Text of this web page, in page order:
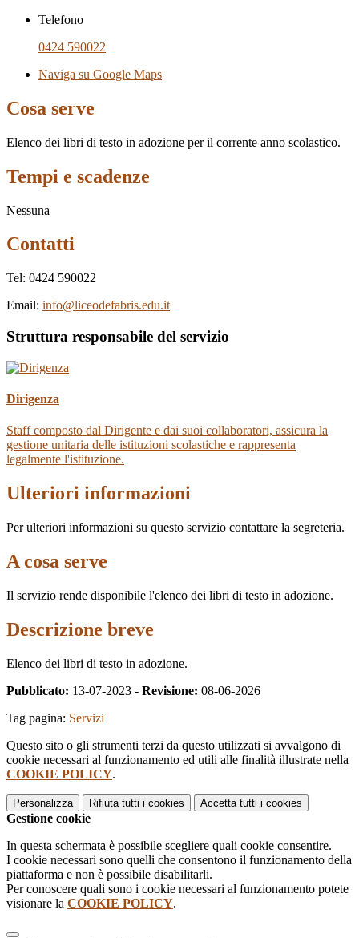
Telefono
0424 590022
Naviga su Google Maps
Cosa serve
Elenco dei libri di testo in adozione per il corrente anno scolastico.
Tempi e scadenze
Nessuna
Contatti
Tel: 0424 590022
Email: info@liceodefabris.edu.it
Struttura responsabile del servizio
Dirigenza
Staff composto dal Dirigente e dai suoi collaboratori, assicura la
gestione unitaria delle istituzioni scolastiche e rappresenta
legalmente l'istituzione.
Ulteriori informazioni
Per ulteriori informazioni su questo servizio contattare la segreteria.
A cosa serve
Il servizio rende disponibile l'elenco dei libri di testo in adozione.
Descrizione breve
Elenco dei libri di testo in adozione.
Pubblicato: 13-07-2023 - Revisione: 08-06-2026
Tag pagina: Servizi
Questo sito o gli strumenti terzi da questo utilizzati si avvalgono di
cookie necessari al funzionamento ed utili alle finalità illustrate nella
COOKIE POLICY.
Personalizza Rifiuta tutti i cookies Accetta tutti i cookies
Gestione cookie
In questa schermata è possibile scegliere quali cookie consentire.
I cookie necessari sono quelli che consentono il funzionamento della
piattaforma e non è possibile disabilitarli.
Per conoscere quali sono i cookie necessari al funzionamento potete
visionare la COOKIE POLICY.